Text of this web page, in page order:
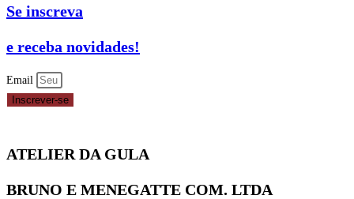
Se inscreva
e receba novidades!
Email
Inscrever-se
ATELIER DA GULA
BRUNO E MENEGATTE COM. LTDA